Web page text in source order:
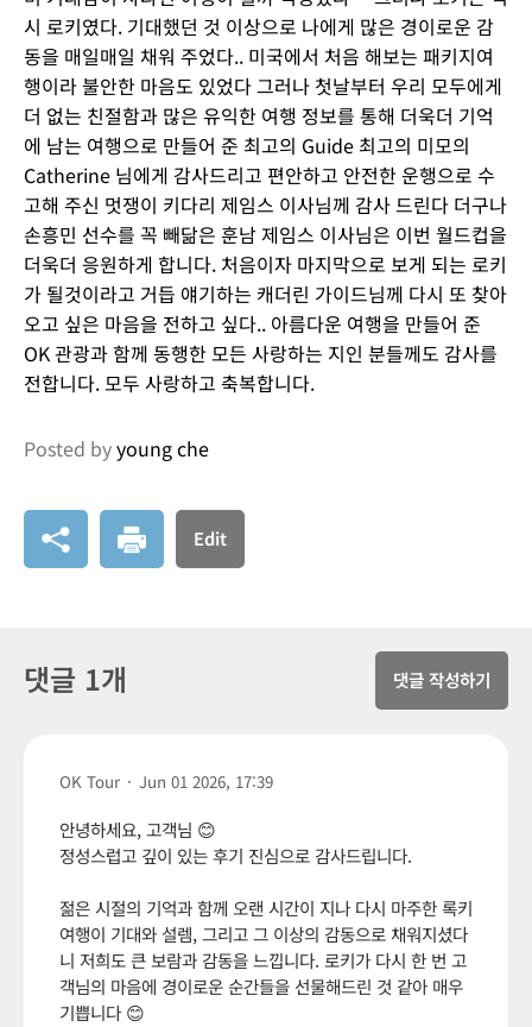
시 로키였다. 기대했던 것 이상으로 나에게 많은 경이로운 감
동을 매일매일 채워 주었다.. 미국에서 처음 해보는 패키지여
행이라 불안한 마음도 있었다 그러나 첫날부터 우리 모두에게
더 없는 친절함과 많은 유익한 여행 정보를 통해 더욱더 기억
에 남는 여행으로 만들어 준 최고의 Guide 최고의 미모의
Catherine 님에게 감사드리고 편안하고 안전한 운행으로 수
고해 주신 멋쟁이 키다리 제임스 이사님께 감사 드린다 더구나
손흥민 선수를 꼭 빼닮은 훈남 제임스 이사님은 이번 월드컵을
더욱더 응원하게 합니다. 처음이자 마지막으로 보게 되는 로키
가 될것이라고 거듭 얘기하는 캐더린 가이드님께 다시 또 찾아
오고 싶은 마음을 전하고 싶다.. 아름다운 여행을 만들어 준
OK 관광과 함께 동행한 모든 사랑하는 지인 분들께도 감사를
전합니다. 모두 사랑하고 축복합니다.
Posted byyoung che
Edit
댓글 1개 댓글 작성하기
OK Tour · Jun 01 2026, 17:39
안녕하세요, 고객님 😊
정성스럽고 깊이 있는 후기 진심으로 감사드립니다.
젊은 시절의 기억과 함께 오랜 시간이 지나 다시 마주한 록키
여행이 기대와 설렘, 그리고 그 이상의 감동으로 채워지셨다
니 저희도 큰 보람과 감동을 느낍니다. 로키가 다시 한 번 고
객님의 마음에 경이로운 순간들을 선물해드린 것 같아 매우
기쁩니다 😊